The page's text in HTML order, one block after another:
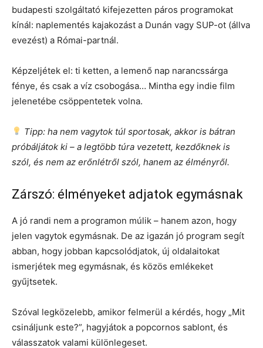
budapesti szolgáltató kifejezetten páros programokat
kínál: naplementés kajakozást a Dunán vagy SUP-ot (állva
evezést) a Római-partnál.
Képzeljétek el: ti ketten, a lemenő nap narancssárga
fénye, és csak a víz csobogása… Mintha egy indie film
jelenetébe csöppentetek volna.
Tipp: ha nem vagytok túl sportosak, akkor is bátran
próbáljátok ki – a legtöbb túra vezetett, kezdőknek is
szól, és nem az erőnlétről szól, hanem az élményről.
Zárszó: élményeket adjatok egymásnak
A jó randi nem a programon múlik – hanem azon, hogy
jelen vagytok egymásnak. De az igazán jó program segít
abban, hogy jobban kapcsolódjatok, új oldalaitokat
ismerjétek meg egymásnak, és közös emlékeket
gyűjtsetek.
Szóval legközelebb, amikor felmerül a kérdés, hogy „Mit
csináljunk este?”, hagyjátok a popcornos sablont, és
válasszatok valami különlegeset.